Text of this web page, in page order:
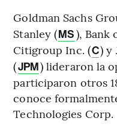
Goldman Sachs
Stanley (MS), Bank
Citigroup Inc. (C) y
(JPM) lideraron la
participaron otros
conoce
Technologies Corp.